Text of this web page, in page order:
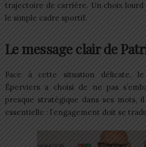
trajectoire de carrière. Un choix lourd
le simple cadre sportif.
Le message clair de
Face à cette situation délicate, le
Éperviers a choisi de ne pas
presque stratégique dans ses mots,
essentielle : l’engagement doit se